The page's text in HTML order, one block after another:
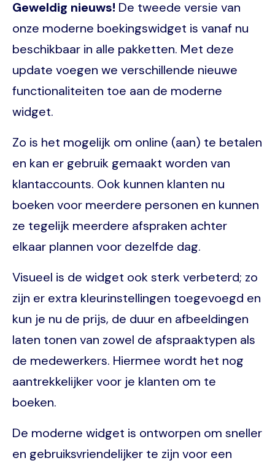
Geweldig nieuws! De tweede versie van
onze moderne boekingswidget is vanaf nu
beschikbaar in alle pakketten. Met deze
update voegen we verschillende nieuwe
functionaliteiten toe aan de moderne
widget.
Zo is het mogelijk om online (aan) te betalen
en kan er gebruik gemaakt worden van
klantaccounts. Ook kunnen klanten nu
boeken voor meerdere personen en kunnen
ze tegelijk meerdere afspraken achter
elkaar plannen voor dezelfde dag.
Visueel is de widget ook sterk verbeterd; zo
zijn er extra kleurinstellingen toegevoegd en
kun je nu de prijs, de duur en afbeeldingen
laten tonen van zowel de afspraaktypen als
de medewerkers. Hiermee wordt het nog
aantrekkelijker voor je klanten om te
boeken.
De moderne widget is ontworpen om sneller
en gebruiksvriendelijker te zijn voor een